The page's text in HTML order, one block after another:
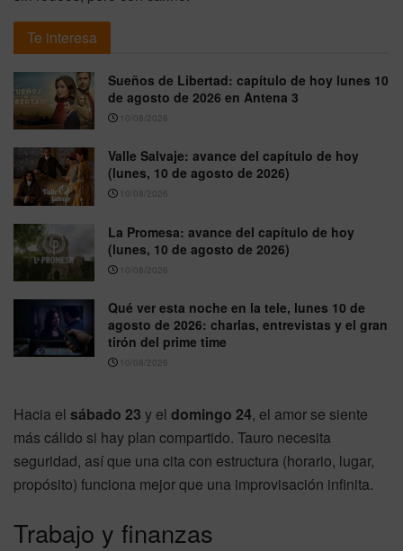
Te interesa
Sueños de Libertad: capítulo de hoy lunes 10
de agosto de 2026 en Antena 3
10/08/2026
Valle Salvaje: avance del capítulo de hoy
(lunes, 10 de agosto de 2026)
10/08/2026
La Promesa: avance del capítulo de hoy
(lunes, 10 de agosto de 2026)
10/08/2026
Qué ver esta noche en la tele, lunes 10 de
agosto de 2026: charlas, entrevistas y el gran
tirón del prime time
10/08/2026
Hacia el sábado 23 y el domingo 24, el amor se siente
más cálido si hay plan compartido. Tauro necesita
seguridad, así que una cita con estructura (horario, lugar,
propósito) funciona mejor que una improvisación infinita.
Trabajo y finanzas